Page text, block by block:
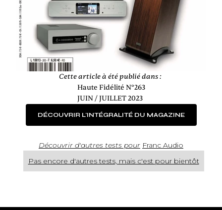
Cette article à été publié dans :
Haute Fidélité N°263
JUIN / JUILLET 2023
DÉCOUVRIR L'INTÉGRALITÉ DU MAGAZINE
Découvrir d'autres tests pour Franc Audio
Pas encore d'autres tests, mais c'est pour bientôt